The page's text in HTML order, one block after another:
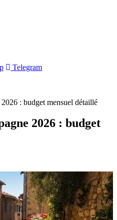
Telegram
: budget mensuel détaillé
2026 : budget